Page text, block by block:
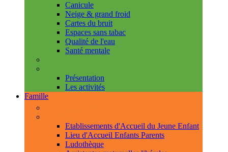
Canicule
Neige & grand froid
Cartes du bruit
Espaces sans tabac
Qualité de l'eau
Santé mentale
Présentation
Les activités
Famille
Etablissements d'Accueil du Jeune Enfant
Lieu d'Accueil Enfants Parents
Ludothèque